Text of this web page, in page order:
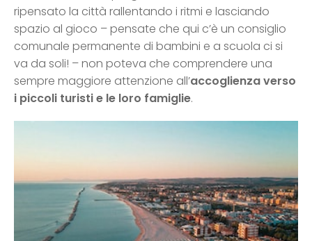
ripensato la città rallentando i ritmi e lasciando
spazio al gioco – pensate che qui c’è un consiglio
comunale permanente di bambini e a scuola ci si
va da soli! – non poteva che comprendere una
sempre maggiore attenzione all’accoglienza verso
i piccoli turisti e le loro famiglie.